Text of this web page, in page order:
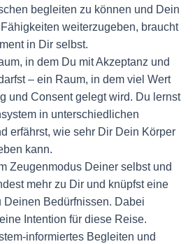
begleiten zu können und Dein
weiterzugeben, braucht
in Dir selbst.
in dem Du mit Akzeptanz und
– ein Raum, in dem viel Wert
und Consent gelegt wird. Du lernst
in unterschiedlichen
erfährst, wie sehr Dir Dein Körper
kann.
Zeugenmodus Deiner selbst und
mehr zu Dir und knüpfst eine
Deinen Bedürfnissen. Dabei
Intention für diese Reise.
informiertes Begleiten und